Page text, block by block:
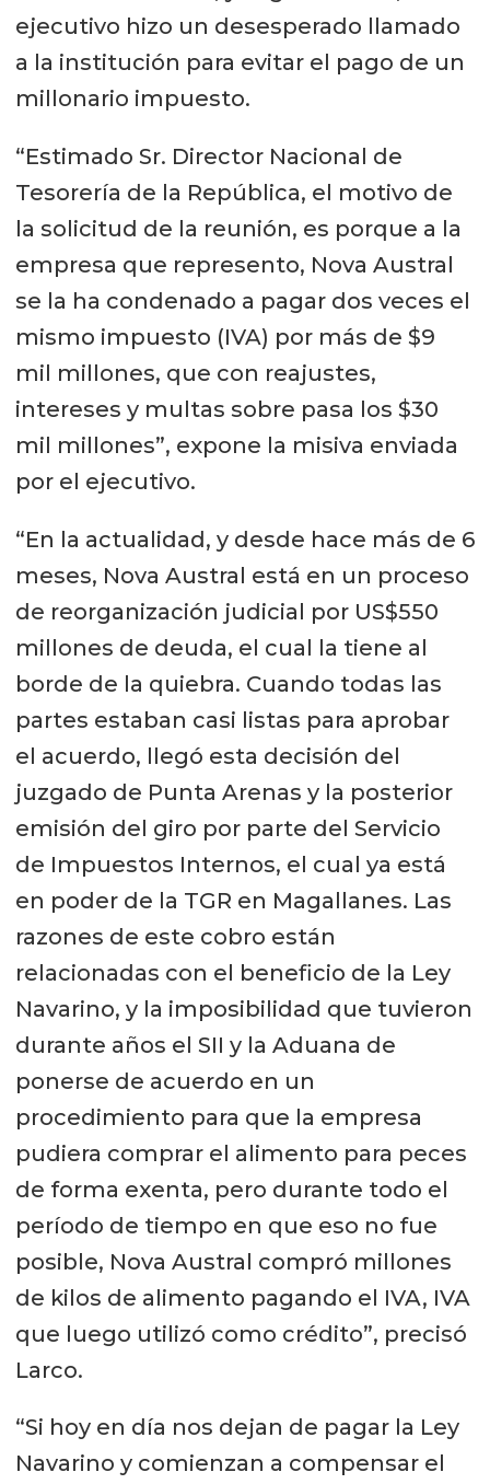
ejecutivo hizo un desesperado llamado
a la institución para evitar el pago de un
millonario impuesto.
“Estimado Sr. Director Nacional de
Tesorería de la República, el motivo de
la solicitud de la reunión, es porque a la
empresa que represento, Nova Austral
se la ha condenado a pagar dos veces el
mismo impuesto (IVA) por más de $9
mil millones, que con reajustes,
intereses y multas sobre pasa los $30
mil millones”, expone la misiva enviada
por el ejecutivo.
“En la actualidad, y desde hace más de 6
meses, Nova Austral está en un proceso
de reorganización judicial por US$550
millones de deuda, el cual la tiene al
borde de la quiebra. Cuando todas las
partes estaban casi listas para aprobar
el acuerdo, llegó esta decisión del
juzgado de Punta Arenas y la posterior
emisión del giro por parte del Servicio
de Impuestos Internos, el cual ya está
en poder de la TGR en Magallanes. Las
razones de este cobro están
relacionadas con el beneficio de la Ley
Navarino, y la imposibilidad que tuvieron
durante años el SII y la Aduana de
ponerse de acuerdo en un
procedimiento para que la empresa
pudiera comprar el alimento para peces
de forma exenta, pero durante todo el
período de tiempo en que eso no fue
posible, Nova Austral compró millones
de kilos de alimento pagando el IVA, IVA
que luego utilizó como crédito”, precisó
Larco.
“Si hoy en día nos dejan de pagar la Ley
Navarino y comienzan a compensar el